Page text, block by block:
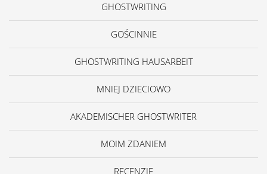
GHOSTWRITING
GOŚCINNIE
GHOSTWRITING HAUSARBEIT
MNIEJ DZIECIOWO
AKADEMISCHER GHOSTWRITER
MOIM ZDANIEM
RECENZJE